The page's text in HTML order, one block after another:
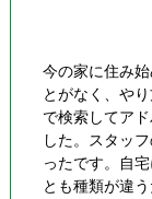
今の家に住み
とがなく、や
で検索してア
した。スタッ
ったです。自
とも種類が違